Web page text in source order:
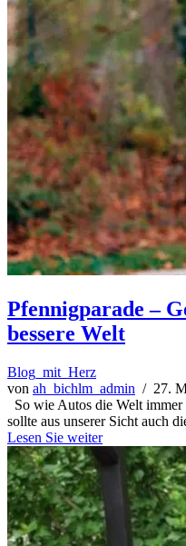
Pfennigparade –
bessere Welt
Blog_mit_Herz
von ah_bichlm_admin / 27.
So wie Autos die Welt
sollte aus unserer Sicht auch
Lesen Sie weiter